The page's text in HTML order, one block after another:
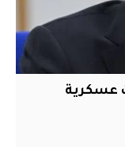
عسكرية